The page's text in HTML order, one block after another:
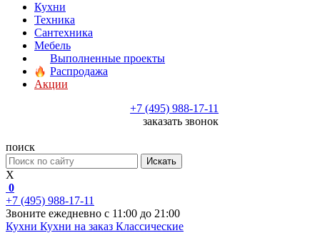
Кухни
Техника
Сантехника
Мебель
Выполненные проекты
Распродажа
Акции
+7 (495) 988-17-11
заказать звонок
поиск
Искать
X
0
+7 (495) 988-17-11
Звоните ежедневно с 11:00 до 21:00
Кухни Кухни на заказ Классические